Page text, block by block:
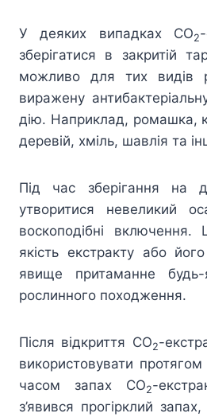
У деяких випадках СО2
зберігатися в закритій
можливо для тих видів
виражену
дію. Наприклад, ромашка,
деревій, хміль, шавлія та
Під час зберігання на
утворитися невеликий
воскоподібні
якість екстракту або
явище притаманне будь-
рослинного походження.
Після відкриття СО2-
використовувати
часом запах СО2-
з’явився прогірклий